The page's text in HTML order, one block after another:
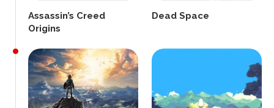
Assassin’s Creed
Origins
Dead Space